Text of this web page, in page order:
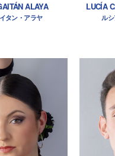
ALAYA
タン・アラヤ
LUCÍA
ル